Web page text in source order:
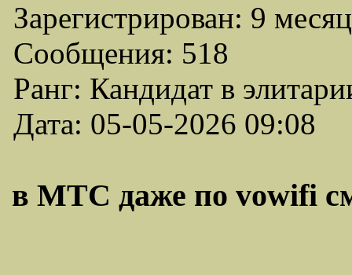
Зарегистрирован: 9
Сообщения: 518
Ранг: Кандидат в
Дата: 05-05-2026 09:08
в МТС даже по vowifi